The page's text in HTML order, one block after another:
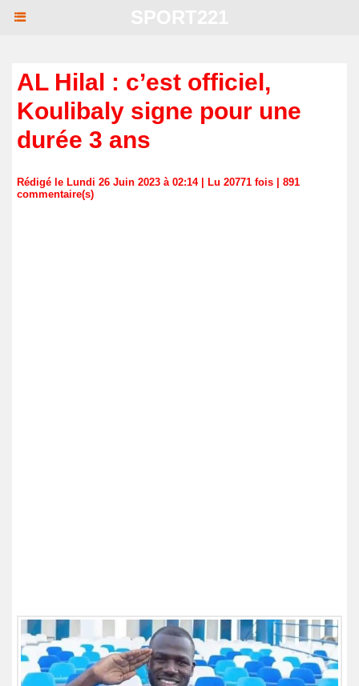
AL Hilal : c’est officiel,
Koulibaly signe pour une
durée 3 ans
Rédigé le Lundi 26 Juin 2023 à 02:14 | Lu 20771 fois | 891
commentaire(s)